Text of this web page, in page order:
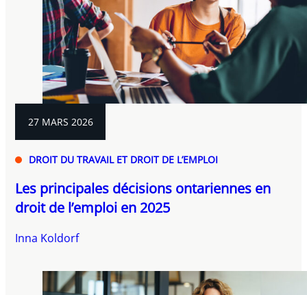
27 MARS 2026
DROIT DU TRAVAIL ET DROIT DE L’EMPLOI
Les principales décisions ontariennes en
droit de l’emploi en 2025
Inna Koldorf